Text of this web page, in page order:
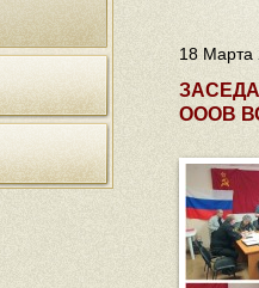
18 Марта
ОООВ